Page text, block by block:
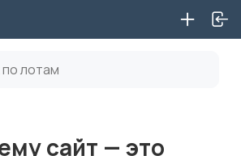
сайт — это